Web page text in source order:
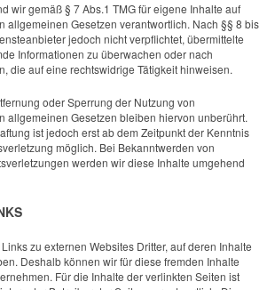
wir gemäß § 7 Abs.1 TMG für eigene Inhalte auf
allgemeinen Gesetzen verantwortlich. Nach §§ 8 bis
jedoch nicht verpflichtet, übermittelte
Informationen zu überwachen oder nach
die auf eine rechtswidrige Tätigkeit hinweisen.
oder Sperrung der Nutzung von
allgemeinen Gesetzen bleiben hiervon unberührt.
ist jedoch erst ab dem Zeitpunkt der Kenntnis
möglich. Bei Bekanntwerden von
werden wir diese Inhalte umgehend
zu externen Websites Dritter, auf deren Inhalte
Deshalb können wir für diese fremden Inhalte
Für die Inhalte der verlinkten Seiten ist